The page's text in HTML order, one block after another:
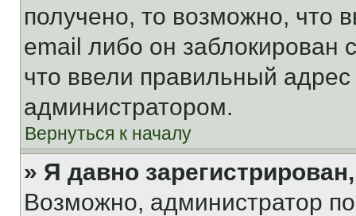
получено, то возможно, что
email либо он
что ввели правильный адрес
администратором.
Вернуться к началу
» Я давно
Возможно, администратор